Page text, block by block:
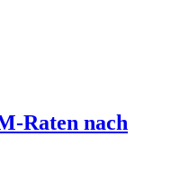
Raten nach